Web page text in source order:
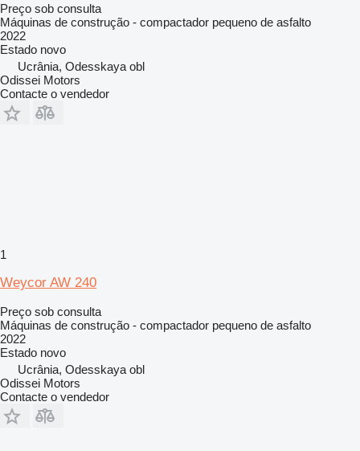
Preço sob consulta
Máquinas de construção - compactador pequeno de asfalto
2022
Estado novo
Ucrânia, Odesskaya obl
Odissei Motors
Contacte o vendedor
1
Weycor AW 240
Preço sob consulta
Máquinas de construção - compactador pequeno de asfalto
2022
Estado novo
Ucrânia, Odesskaya obl
Odissei Motors
Contacte o vendedor